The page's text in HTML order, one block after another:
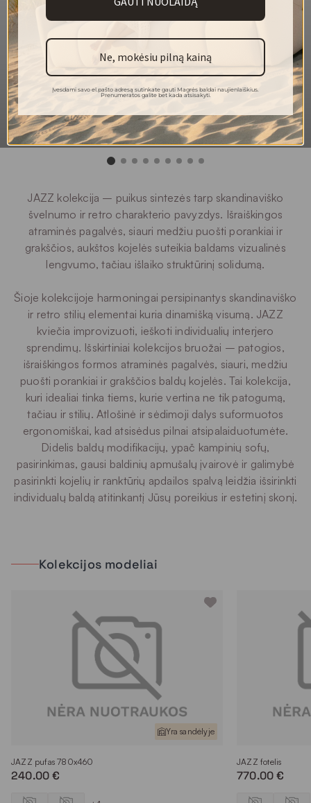
100 % poliesteris
5
Pilingas 4
Plovimas Plauti rankomis
JAZZ kolekcija – puikus sintezės tarp skandinaviško
švelnumo ir retro charakterio pavyzdys. Išraiškingos
atraminės pagalvės, siauri medžiu puošti porankiai ir
grakščios, aukštos kojelės suteikia baldams vizualinės
lengvumo, tačiau išlaiko struktūrinį solidumą.
Šioje kolekcijoje harmoningai persipinantys skandinaviško
ir retro stilių elementai kuria dinamišką visumą. JAZZ
kviečia improvizuoti, ieškoti individualių interjero
sprendimų. Išskirtiniai kolekcijos bruožai – patogios,
išraiškingos formos atraminės pagalvės, siauri, medžiu
puošti porankiai ir grakščios baldų kojelės. Tai kolekcija,
kuri idealiai tinka tiems, kurie vertina ne tik patogumą,
tačiau ir stilių. Atlošinė ir sėdimoji dalys suformuotos
ergonomiškai, kad atsisėdus pilnai atsipalaiduotumėte.
Didelis baldų modifikacijų, ypač kampinių sofų,
pasirinkimas, gausi baldinių apmušalų įvairovė ir galimybė
pasirinkti kojelių ir ranktūrių apdailos spalvą leidžia išsirinkti
individualų baldą atitinkantį Jūsų poreikius ir estetinį skonį.
Kolekcijos modeliai
Yra sandėlyje
JAZZ pufas 780x460
240.00 €
JAZZ fotelis
770.00 €
Ne, mokėsiu pilną kainą
Įvesdami savo el.pašto adresą sutinkate gauti Magrės baldai naujienlaiškius.
Prenumeratos galite bet kada atsisakyti.